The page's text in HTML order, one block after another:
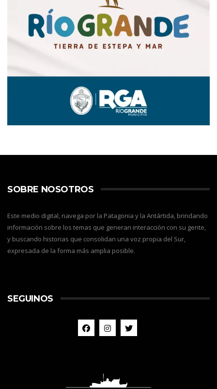
SOBRE NOSOTROS
Este medio digital, navega por la Patagonia y la Antártida, brindando
información sobre los temas que generan interacción con su gente,
y buscando historias que consolidan una voz propia del Sur,
expresada de la forma más amplia posible.
SEGUINOS